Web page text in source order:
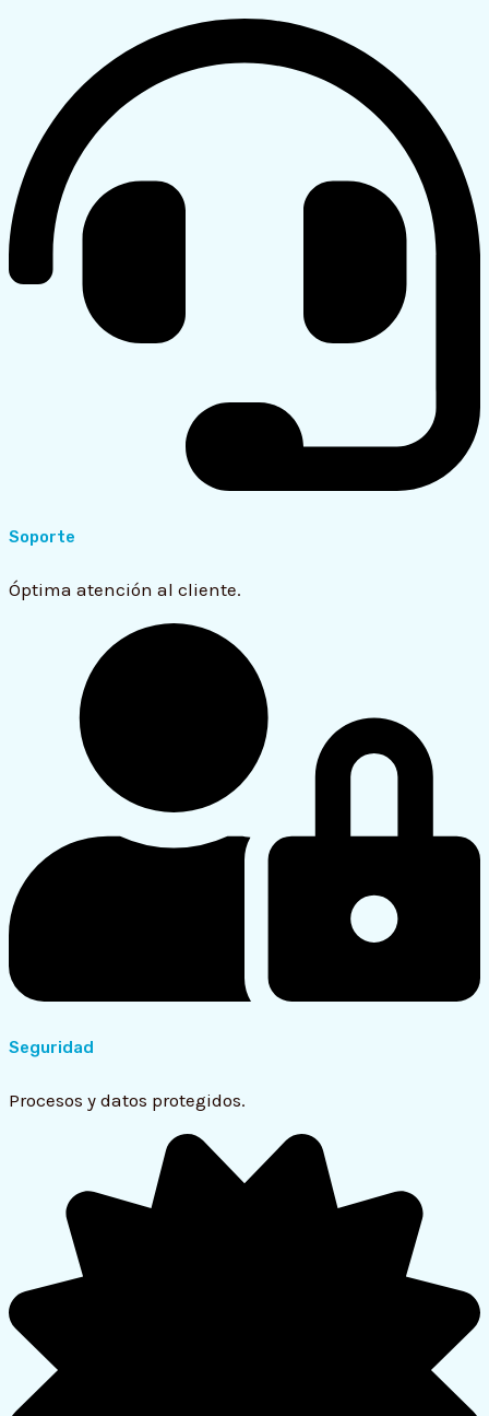
Soporte
Óptima atención al cliente.
Seguridad
Procesos y datos protegidos.